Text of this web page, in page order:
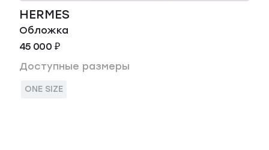
HERMES
Обложка
45 000 ₽
Доступные размеры
ONE SIZE